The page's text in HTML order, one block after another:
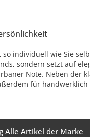
so individuell wie Sie
sondern setzt auf
Note. Neben der
für
Alle Artikel der Marke